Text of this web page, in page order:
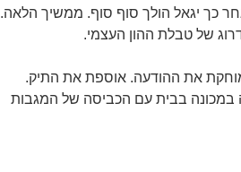
כך יגאל הולך סוף סוף. ממשיך הלאה.
את ההודעה. אוספת את התיק.
בבית עם הכביסה של המגבות